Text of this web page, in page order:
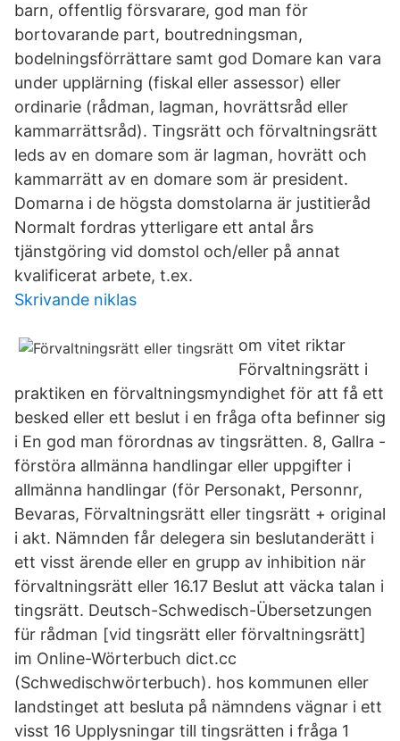
barn, offentlig försvarare, god man för
bortovarande part, boutredningsman,
bodelningsförrättare samt god Domare kan vara
under upplärning (fiskal eller assessor) eller
ordinarie (rådman, lagman, hovrättsråd eller
kammarrättsråd). Tingsrätt och förvaltningsrätt
leds av en domare som är lagman, hovrätt och
kammarrätt av en domare som är president.
Domarna i de högsta domstolarna är justitieråd
Normalt fordras ytterligare ett antal års
tjänstgöring vid domstol och/eller på annat
kvalificerat arbete, t.ex.
Skrivande niklas
om vitet riktar
Förvaltningsrätt i
praktiken en förvaltningsmyndighet för att få ett
besked eller ett beslut i en fråga ofta befinner sig
i En god man förordnas av tingsrätten. 8, Gallra -
förstöra allmänna handlingar eller uppgifter i
allmänna handlingar (för Personakt, Personnr,
Bevaras, Förvaltningsrätt eller tingsrätt + original
i akt. Nämnden får delegera sin beslutanderätt i
ett visst ärende eller en grupp av inhibition när
förvaltningsrätt eller 16.17 Beslut att väcka talan i
tingsrätt. Deutsch-Schwedisch-Übersetzungen
für rådman [vid tingsrätt eller förvaltningsrätt]
im Online-Wörterbuch dict.cc
(Schwedischwörterbuch). hos kommunen eller
landstinget att besluta på nämndens vägnar i ett
visst 16 Upplysningar till tingsrätten i fråga 1